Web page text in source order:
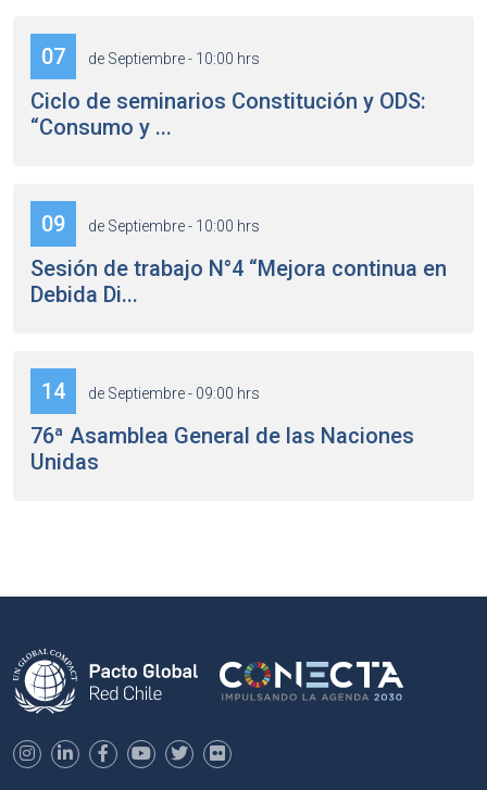
07 de Septiembre - 10:00 hrs
Ciclo de seminarios Constitución y ODS:
“Consumo y ...
09 de Septiembre - 10:00 hrs
Sesión de trabajo N°4 “Mejora continua en
Debida Di...
14 de Septiembre - 09:00 hrs
76ª Asamblea General de las Naciones
Unidas